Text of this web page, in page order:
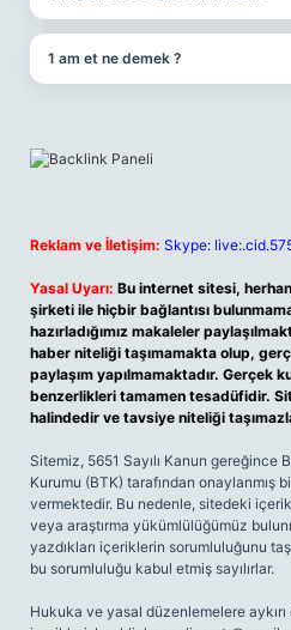
1 am et ne demek ?
Reklam ve İletişim: Skype:
Yasal Uyarı: Bu internet sitesi,
şirketi ile hiçbir bağlantısı
hazırladığımız makaleler
haber niteliği taşımamakta olup,
paylaşım yapılmamaktadır. Gerçek
benzerlikleri tamamen tesadüfidir.
halindedir ve tavsiye niteliği
Sitemiz, 5651 Sayılı Kanun gereğince
Kurumu (BTK) tarafından onaylanmış
vermektedir. Bu nedenle, sitedeki
veya araştırma yükümlülüğümüz
yazdıkları içeriklerin sorumluluğunu
bu sorumluluğu kabul etmiş sayılırlar.
Hukuka ve yasal düzenlemelere